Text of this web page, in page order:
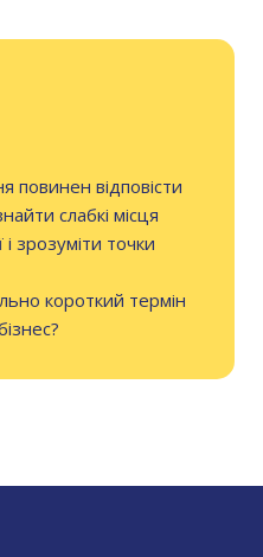
повинен відповісти
слабкі місця
і зрозуміти точки
короткий термін